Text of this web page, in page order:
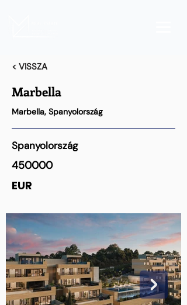
< VISSZA
Marbella
Marbella, Spanyolország
Spanyolország
450000
EUR